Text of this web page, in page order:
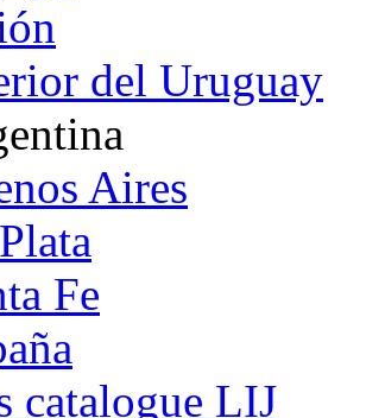
del Uruguay
Aires
Fe
catalogue LIJ